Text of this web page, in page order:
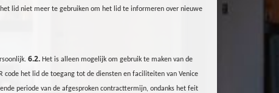
lid niet meer te gebruiken om het lid te informeren over nieuwe
6.2. Het is alleen mogelijk om gebruik te maken van de
code het lid de toegang tot de diensten en faciliteiten van Venice
periode van de afgesproken contracttermijn, ondanks het feit